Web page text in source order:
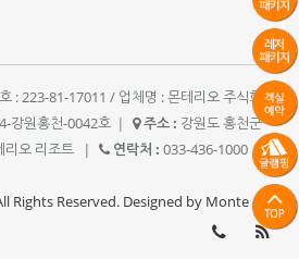
: 223-81-17011 / 업체명 : 몬테리오 주식회사
강원홍천-0042호 | 주소 : 강원도 홍천군
리오 리조트
| 연락처 : 033-436-1000
|
Rights Reserved. Designed by Monte rio.